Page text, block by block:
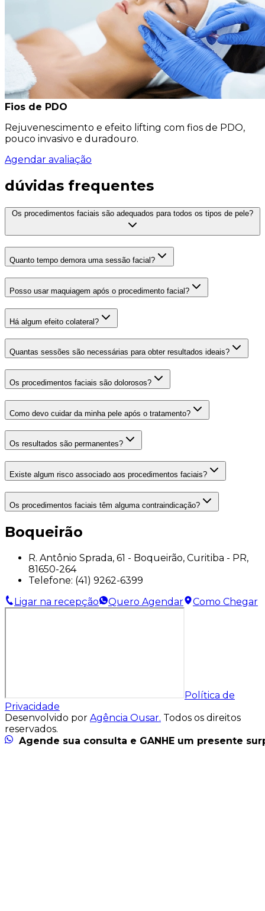
Fios de PDO
Rejuvenescimento e efeito lifting com fios de PDO,
pouco invasivo e duradouro.
Agendar avaliação
dúvidas frequentes
Os procedimentos faciais são adequados para todos os tipos de pele?
Quanto tempo demora uma sessão facial?
Posso usar maquiagem após o procedimento facial?
Há algum efeito colateral?
Quantas sessões são necessárias para obter resultados ideais?
Os procedimentos faciais são dolorosos?
Como devo cuidar da minha pele após o tratamento?
Os resultados são permanentes?
Existe algum risco associado aos procedimentos faciais?
Os procedimentos faciais têm alguma contraindicação?
Boqueirão
R. Antônio Sprada, 61 - Boqueirão, Curitiba - PR,
81650-264
Telefone: (41) 9262-6399
Ligar na recepção
Quero Agendar Como Chegar
Política de
Privacidade
Desenvolvido por Agência Ousar. Todos os direitos
reservados.
Agende sua consulta e GANHE um presente